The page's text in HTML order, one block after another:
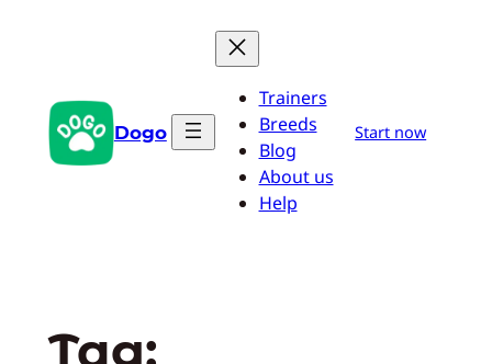
Dogo
Trainers
Breeds
Blog
About us
Help
Start now
Tag: